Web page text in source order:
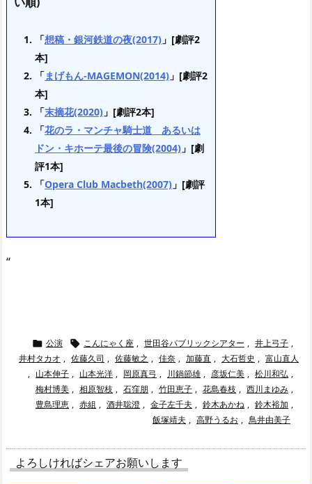
「想稿・銀河鉄道の夜(2017) 」[劇評2
本]
「まげもん-MAGEMON(2014) 」[劇評2
本]
「末摘花(2020) 」[劇評2本]
「花のラ・マンチャ騎士道 あるいは
ドン・キホーテ最後の冒険(2004) 」[劇
評1本]
「Opera Club Macbeth(2007) 」[劇評
1本]
“
 公演  こんにゃく座 , 世田谷パブリックシアター , 井上弓子 ,
井村タカオ , 佐藤久司 , 佐藤敏之 , 佳奈 , 加藤直 , 大石哲史 , 富山直人
, 山本伸子 , 山本光洋 , 岡原真弓 , 川鍋節雄 , 彦坂仁美 , 松川和弘 ,
梅村博美 , 相原智枝 , 石窪朋 , 竹田恵子 , 花島春枝 , 西川まゆみ ,
豊島理恵 , 赤組 , 酒井聡澄 , 金子左千夫 , 鈴木あかね , 鈴木裕加 ,
飯塚靖夫 , 高野うるお , 鳥井由美子
よろしければシェアお願いします